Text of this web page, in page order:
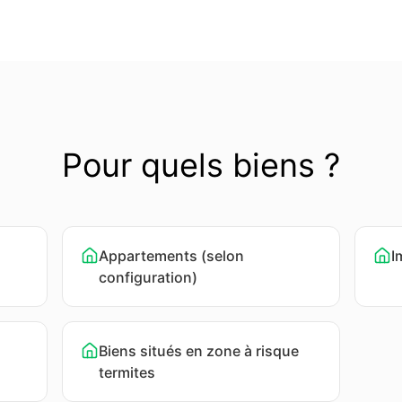
Pour quels biens ?
Appartements (selon
configuration)
Biens situés en zone à risque
termites